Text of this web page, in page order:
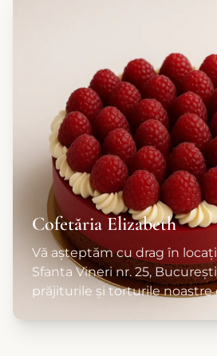
Cofetăria Elizabeth
Vă așteptăm cu drag în
Sfanta Vineri nr. 25,
prăjiturile și torturile noastre